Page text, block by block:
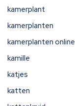
kamerplant
kamerplanten
kamerplanten online
kamille
katjes
katten